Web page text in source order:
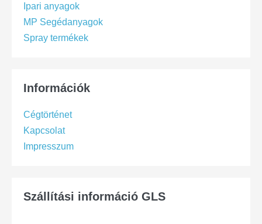
Ipari anyagok
MP Segédanyagok
Spray termékek
Információk
Cégtörténet
Kapcsolat
Impresszum
Szállítási információ GLS